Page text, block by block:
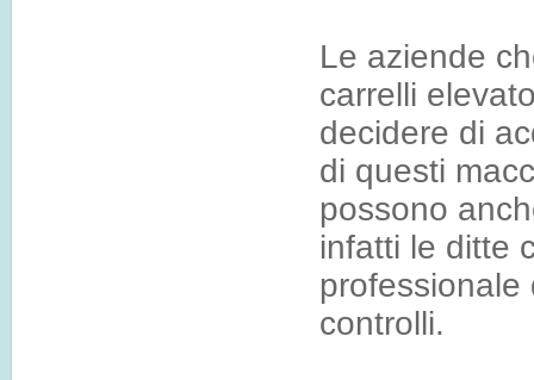
Le aziende
carrelli
decidere di
di questi
possono
infatti le ditte
professionale
controlli.